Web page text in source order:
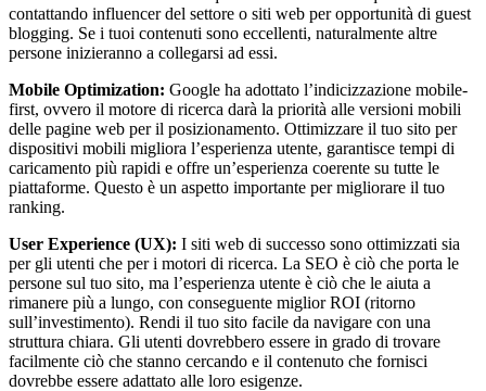
contattando influencer del settore o siti web per opportunità di guest
blogging. Se i tuoi contenuti sono eccellenti, naturalmente altre
persone inizieranno a collegarsi ad essi.
Mobile Optimization: Google ha adottato l’indicizzazione mobile-
first, ovvero il motore di ricerca darà la priorità alle versioni mobili
delle pagine web per il posizionamento. Ottimizzare il tuo sito per
dispositivi mobili migliora l’esperienza utente, garantisce tempi di
caricamento più rapidi e offre un’esperienza coerente su tutte le
piattaforme. Questo è un aspetto importante per migliorare il tuo
ranking.
User Experience (UX): I siti web di successo sono ottimizzati sia
per gli utenti che per i motori di ricerca. La SEO è ciò che porta le
persone sul tuo sito, ma l’esperienza utente è ciò che le aiuta a
rimanere più a lungo, con conseguente miglior ROI (ritorno
sull’investimento). Rendi il tuo sito facile da navigare con una
struttura chiara. Gli utenti dovrebbero essere in grado di trovare
facilmente ciò che stanno cercando e il contenuto che fornisci
dovrebbe essere adattato alle loro esigenze.